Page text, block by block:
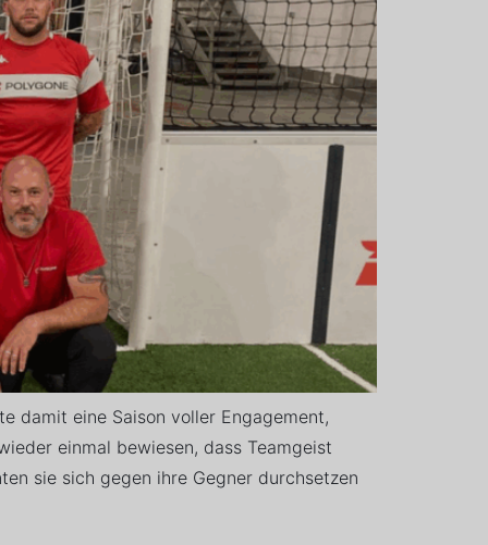
damit eine Saison voller Engagement,
einmal bewiesen, dass Teamgeist
sie sich gegen ihre Gegner durchsetzen